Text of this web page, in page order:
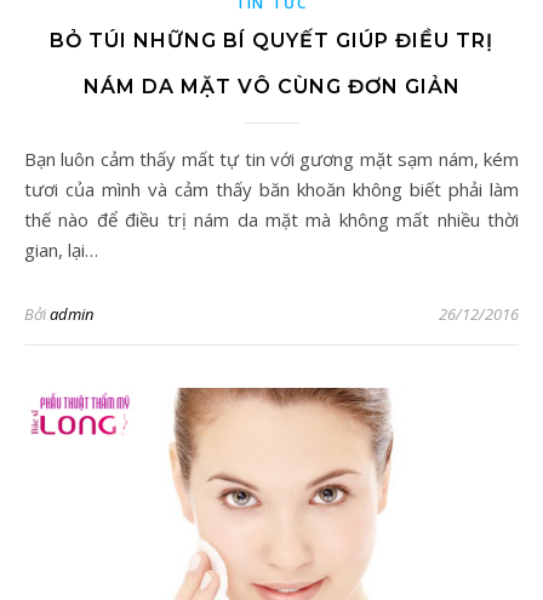
BỎ TÚI NHỮNG BÍ QUYẾT GIÚP ĐIỀU TRỊ
NÁM DA MẶT VÔ CÙNG ĐƠN GIẢN
Bạn luôn cảm thấy mất tự tin với gương mặt sạm nám, kém
tươi của mình và cảm thấy băn khoăn không biết phải làm
thế nào để điều trị nám da mặt mà không mất nhiều thời
gian, lại…
Bởiadmin 26/12/2016